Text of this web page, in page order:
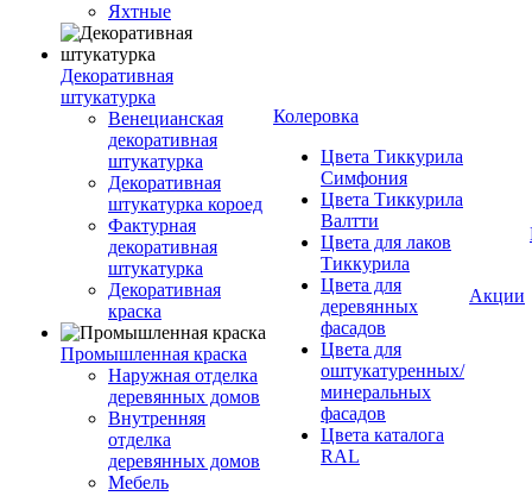
Яхтные
Декоративная
штукатурка
Венецианская
декоративная
штукатурка
Декоративная
штукатурка короед
Фактурная
декоративная
штукатурка
Декоративная
краска
Промышленная краска
Наружная отделка
деревянных домов
Внутренняя
отделка
деревянных домов
Мебель
Колеровка
Цвета Тиккурила
Симфония
Цвета Тиккурила
Валтти
Цвета для лаков
Тиккурила
Цвета для
деревянных
фасадов
Цвета для
оштукатуренных/
минеральных
фасадов
Цвета каталога
RAL
Акции